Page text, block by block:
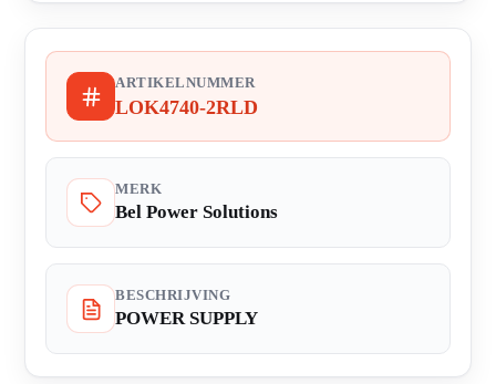
ARTIKELNUMMER
LOK4740-2RLD
MERK
Bel Power Solutions
BESCHRIJVING
POWER SUPPLY